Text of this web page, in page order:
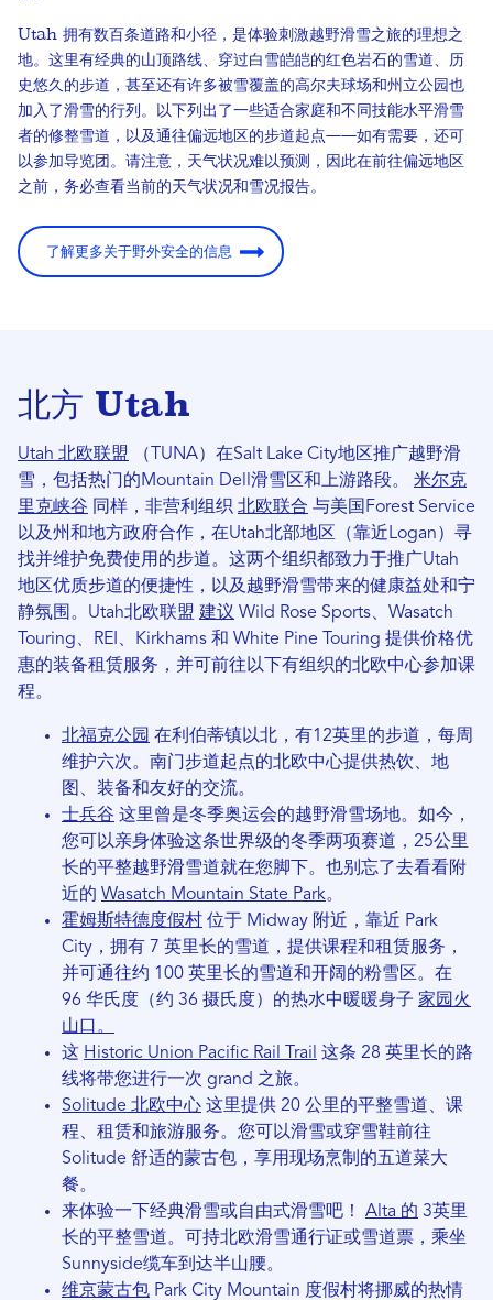
Utah 拥有数百条道路和小径，是体验刺激越野滑雪之旅的理想之
地。这里有经典的山顶路线、穿过白雪皑皑的红色岩石的雪道、历
史悠久的步道，甚至还有许多被雪覆盖的高尔夫球场和州立公园也
加入了滑雪的行列。以下列出了一些适合家庭和不同技能水平滑雪
者的修整雪道，以及通往偏远地区的步道起点——如有需要，还可
以参加导览团。请注意，天气状况难以预测，因此在前往偏远地区
之前，务必查看当前的天气状况和雪况报告。
了解更多关于野外安全的信息
北方 Utah
Utah 北欧联盟
（TUNA）在Salt Lake City地区推广越野滑
雪，包括热门的Mountain Dell滑雪区和上游路段。 米尔克
里克峡谷 同样，非营利组织 北欧联合 与美国Forest Service
以及州和地方政府合作，在Utah北部地区（靠近Logan）寻
找并维护免费使用的步道。这两个组织都致力于推广Utah
地区优质步道的便捷性，以及越野滑雪带来的健康益处和宁
静氛围。Utah北欧联盟 建议 Wild Rose Sports、Wasatch
Touring、REI、Kirkhams 和 White Pine Touring 提供价格优
惠的装备租赁服务，并可前往以下有组织的北欧中心参加课
程。
北福克公园 在利伯蒂镇以北，有12英里的步道，每周
维护六次。南门步道起点的北欧中心提供热饮、地
图、装备和友好的交流。
士兵谷 这里曾是冬季奥运会的越野滑雪场地。如今，
您可以亲身体验这条世界级的冬季两项赛道，25公里
长的平整越野滑雪道就在您脚下。也别忘了去看看附
近的 Wasatch Mountain State Park。
霍姆斯特德度假村 位于 Midway 附近，靠近 Park
City，拥有 7 英里长的雪道，提供课程和租赁服务，
并可通往约 100 英里长的雪道和开阔的粉雪区。在
96 华氏度（约 36 摄氏度）的热水中暖暖身子 家园火
山口。
这 Historic Union Pacific Rail Trail 这条 28 英里长的路
线将带您进行一次 grand 之旅。
Solitude 北欧中心 这里提供 20 公里的平整雪道、课
程、租赁和旅游服务。您可以滑雪或穿雪鞋前往
Solitude 舒适的蒙古包，享用现场烹制的五道菜大
餐。
来体验一下经典滑雪或自由式滑雪吧！ Alta 的 3英里
长的平整雪道。可持北欧滑雪通行证或雪道票，乘坐
Sunnyside缆车到达半山腰。
维京蒙古包 Park City Mountain 度假村将挪威的热情